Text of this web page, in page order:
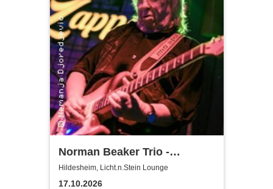
Norman Beaker Trio -
Licht.n.Stein Lounge
Hildesheim, Licht.n.Stein Lounge
17.10.2026